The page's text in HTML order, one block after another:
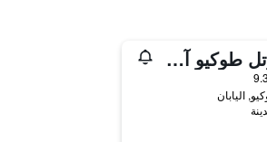
فور سيزونز هوتل طوكيو آت مارونوتشي